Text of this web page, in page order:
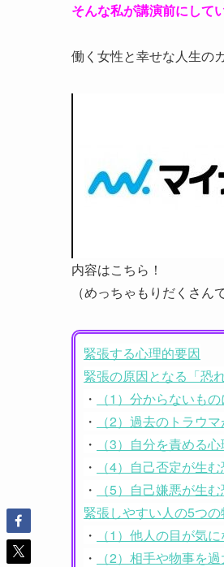
そんな私が講演前にして
働く女性と幸せな人生の
内容はこちら！
（めっちゃもりだくさん
緊張する心理的要因
緊張の原因となる「恐
・
（1）分からないも
・
（2）過去のトラウ
・
（3）自分を責める
・
（4）自己否定が生
・
（5）自己嫌悪が生
緊張しやすい人の5つ
・
（1）他人の目が気
・
（2）相手や物事を